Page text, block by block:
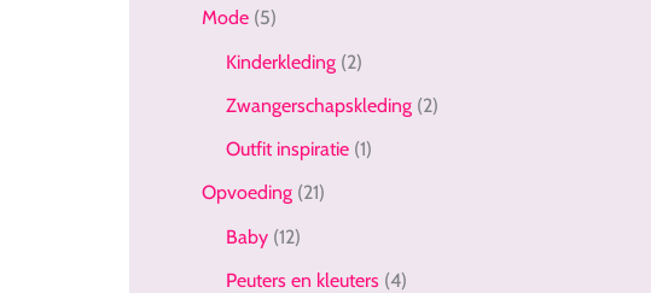
Mode (5)
Kinderkleding (2)
Zwangerschapskleding (2)
Outfit inspiratie (1)
Opvoeding (21)
Baby (12)
Peuters en kleuters (4)